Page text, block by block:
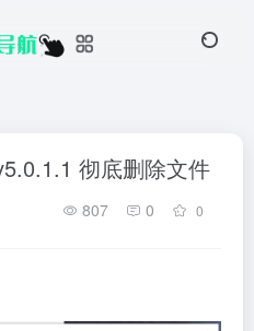
彻底删除文件
807 0 0